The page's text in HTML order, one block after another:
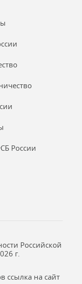
России
Российской
г.
ссылка на сайт